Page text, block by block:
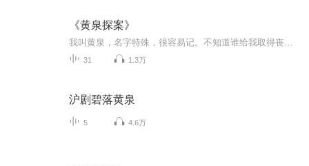
《黄泉探案》
31 1.3万
沪剧碧落黄泉
5 4.6万